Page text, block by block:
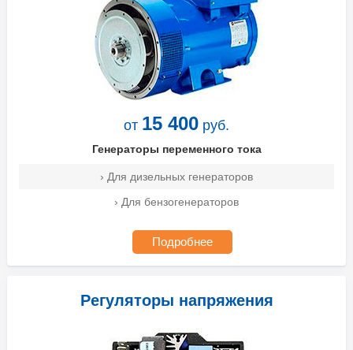
от 15 400 руб.
Генераторы переменного тока
› Для дизельных генераторов
› Для бензогенераторов
Подробнее
Регуляторы напряжения